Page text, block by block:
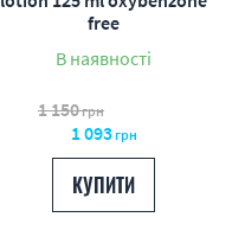
free
В наявності
1 150грн
1 093грн
КУПИТИ